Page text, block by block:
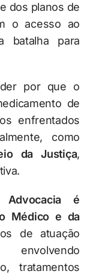
dos planos de
o acesso ao
batalha para
por que o
de
enfrentados
como
da Justiça,
é
Médico e da
de atuação
tratamentos